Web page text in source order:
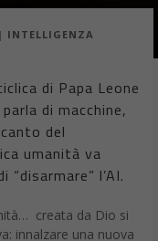
| INTELLIGENZA
di Papa Leone
di macchine,
del
umanità va
l’AI.
creata da Dio si
innalzare una nuova